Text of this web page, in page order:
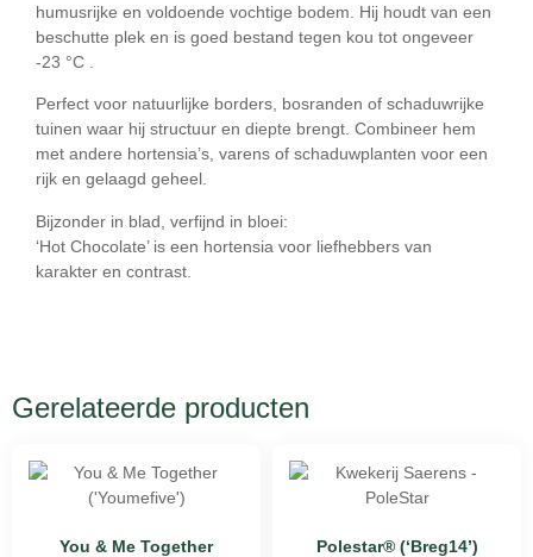
humusrijke en voldoende vochtige bodem. Hij houdt van een
beschutte plek en is goed bestand tegen kou tot ongeveer
-23 °C
Perfect voor natuurlijke borders, bosranden of schaduwrijke
tuinen waar hij structuur en diepte brengt. Combineer hem
met andere hortensia’s, varens of schaduwplanten voor een
rijk en gelaagd geheel.
Bijzonder in blad, verfijnd in bloei:
‘Hot Chocolate’ is een hortensia voor liefhebbers van
karakter en contrast.
Gerelateerde producten
You & Me Together
Polestar® (‘Breg14’)